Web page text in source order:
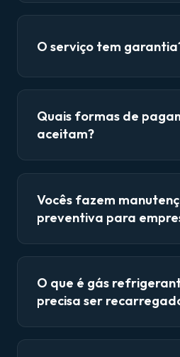
O serviço tem
Quais formas de
aceitam?
Vocês fazem
preventiva para
O que é gás
precisa ser